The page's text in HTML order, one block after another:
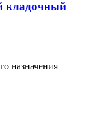
кладочный
назначения